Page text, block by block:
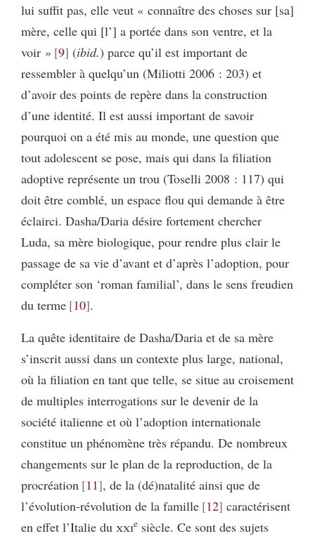
lui suffit pas, elle veut « connaître des choses sur [sa]
mère, celle qui [l’] a portée dans son ventre, et la
voir » 9 (ibid.) parce qu’il est important de
ressembler à quelqu’un (Miliotti 2006 : 203) et
d’avoir des points de repère dans la construction
d’une identité. Il est aussi important de savoir
pourquoi on a été mis au monde, une question que
tout adolescent se pose, mais qui dans la filiation
adoptive représente un trou (Toselli 2008 : 117) qui
doit être comblé, un espace flou qui demande à être
éclairci. Dasha/Daria désire fortement chercher
Luda, sa mère biologique, pour rendre plus clair le
passage de sa vie d’avant et d’après l’adoption, pour
compléter son ‘roman familial’, dans le sens freudien
du terme 10 .
La quête identitaire de Dasha/Daria et de sa mère
s’inscrit aussi dans un contexte plus large, national,
où la filiation en tant que telle, se situe au croisement
de multiples interrogations sur le devenir de la
société italienne et où l’adoption internationale
constitue un phénomène très répandu. De nombreux
changements sur le plan de la reproduction, de la
procréation 11 , de la (dé)natalité ainsi que de
l’évolution-révolution de la famille 12 caractérisent
en effet l’Italie du xxie siècle. Ce sont des sujets